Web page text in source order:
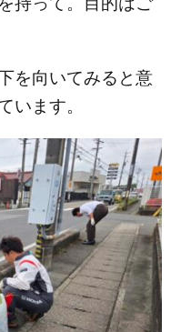
を向いてみると意
います。